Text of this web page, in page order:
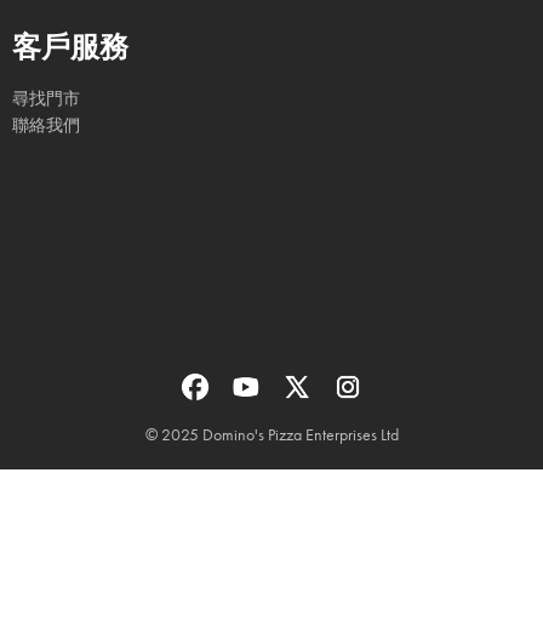
客戶服務
尋找門市
聯絡我們
© 2025 Domino's Pizza Enterprises Ltd